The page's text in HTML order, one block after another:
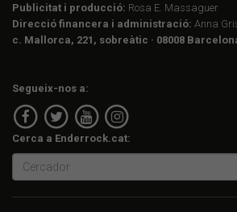
Publicitat i producció: Rosa E. Massaguer
Direcció financera i administració: Anna
c. Mallorca, 221, sobreàtic · 08008
Segueix-nos a:
Cerca a Enderrock.cat: